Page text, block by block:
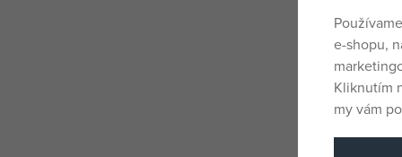
e-shopu,
Kliknutím
my vám